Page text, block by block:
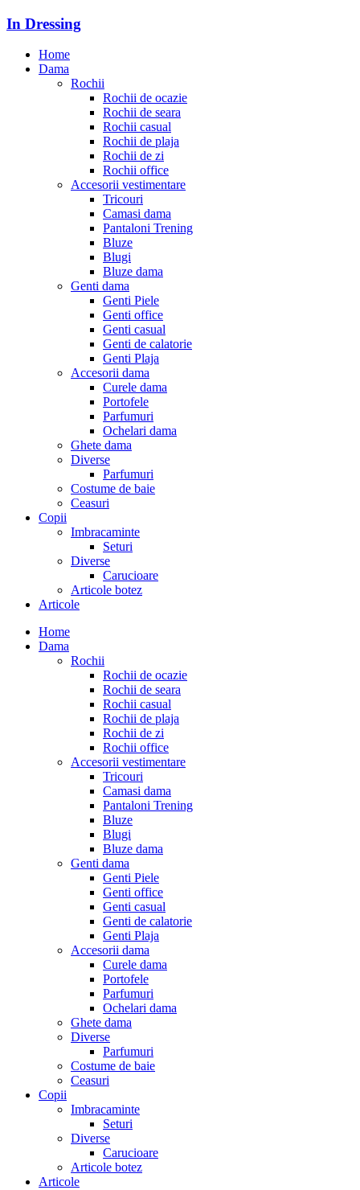
In Dressing
Home
Dama
Rochii
Rochii de ocazie
Rochii de seara
Rochii casual
Rochii de plaja
Rochii de zi
Rochii office
Accesorii vestimentare
Tricouri
Camasi dama
Pantaloni Trening
Bluze
Blugi
Bluze dama
Genti dama
Genti Piele
Genti office
Genti casual
Genti de calatorie
Genti Plaja
Accesorii dama
Curele dama
Portofele
Parfumuri
Ochelari dama
Ghete dama
Diverse
Parfumuri
Costume de baie
Ceasuri
Copii
Imbracaminte
Seturi
Diverse
Carucioare
Articole botez
Articole
Home
Dama
Rochii
Rochii de ocazie
Rochii de seara
Rochii casual
Rochii de plaja
Rochii de zi
Rochii office
Accesorii vestimentare
Tricouri
Camasi dama
Pantaloni Trening
Bluze
Blugi
Bluze dama
Genti dama
Genti Piele
Genti office
Genti casual
Genti de calatorie
Genti Plaja
Accesorii dama
Curele dama
Portofele
Parfumuri
Ochelari dama
Ghete dama
Diverse
Parfumuri
Costume de baie
Ceasuri
Copii
Imbracaminte
Seturi
Diverse
Carucioare
Articole botez
Articole